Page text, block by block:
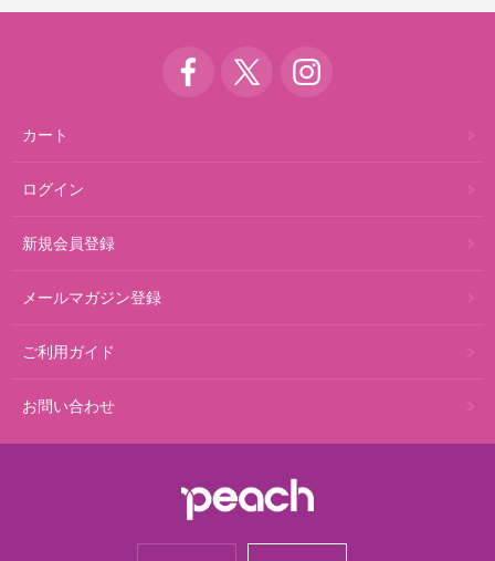
カート
ログイン
新規会員登録
メールマガジン登録
ご利用ガイド
お問い合わせ